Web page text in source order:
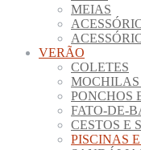
MEIAS
VERÃO
COLETES
PONCHOS
FATO-DE-
CESTOS E
PISCINAS